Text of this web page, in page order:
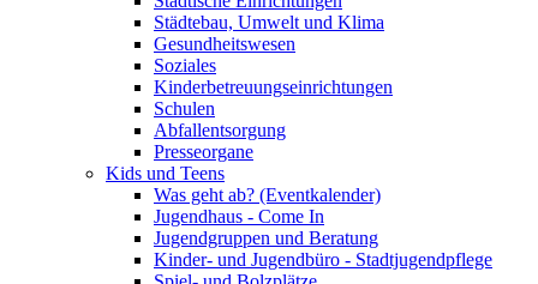
Städtebau, Umwelt und Klima
Gesundheitswesen
Soziales
Kinderbetreuungseinrichtungen
Schulen
Abfallentsorgung
Presseorgane
Kids und Teens
Was geht ab? (Eventkalender)
Jugendhaus - Come In
Jugendgruppen und Beratung
Kinder- und Jugendbüro - Stadtjugendpflege